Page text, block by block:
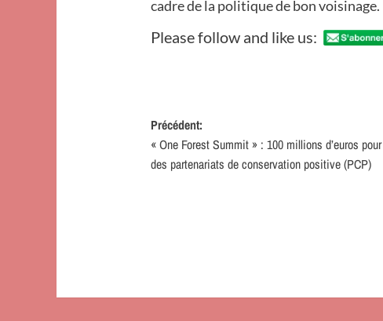
cadre de la politique de bon voisinage.
Please follow and like us:
Navigation
d’article
Précédent:
« One Forest Summit » : 100 millions d’euros pour
des partenariats de conservation positive (PCP)